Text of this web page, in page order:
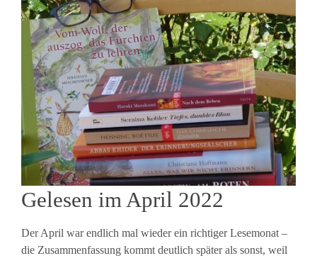
Gelesen im April 2022
Der April war endlich mal wieder ein richtiger Lesemonat –
die Zusammenfassung kommt deutlich später als sonst, weil